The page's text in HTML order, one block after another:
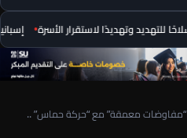
للتهديد وتهديدًا لاستقرار الأسرة
“مفاوضات معمقة” مع “حركة حماس” ..